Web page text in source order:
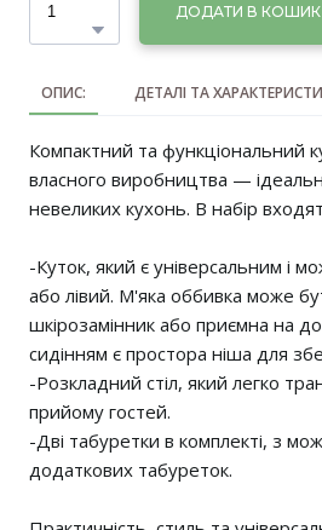
ДОДАТИ В КОШИК
ОПИС: ДЕТАЛІ ТА
Компактний та функціональний
власного виробництва —
невеликих кухонь. В набір
-Куток, який є універсальним і
або лівий. М'яка оббивка може
шкірозамінник або приємна на
сидінням є простора ніша для
-Розкладний стіл, який легко
прийому гостей.
-Дві табуретки в комплекті, з
додаткових табуреток.